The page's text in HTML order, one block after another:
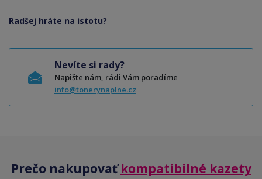
Radšej hráte na istotu?
Nevíte si rady?
Napište nám, rádi Vám poradíme
info@tonerynaplne.cz
Prečo nakupovaťkompatibilné kazety